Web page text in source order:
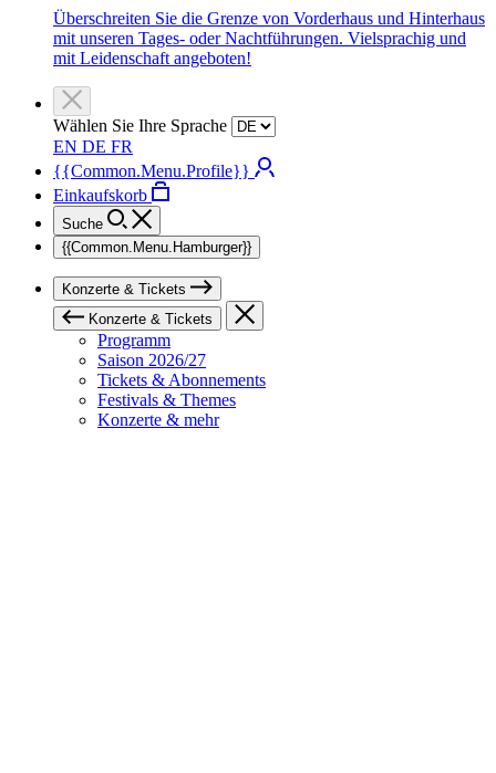
Überschreiten Sie die Grenze von Vorderhaus und Hinterhaus
mit unseren Tages- oder Nachtführungen. Vielsprachig und
mit Leidenschaft angeboten!
Wählen Sie Ihre Sprache
EN DE FR
{{Common.Menu.Profile}}
Einkaufskorb
Suche
{{Common.Menu.Hamburger}}
Konzerte & Tickets
Konzerte & Tickets
Programm
Saison 2026/27
Tickets & Abonnements
Festivals & Themes
Konzerte & mehr